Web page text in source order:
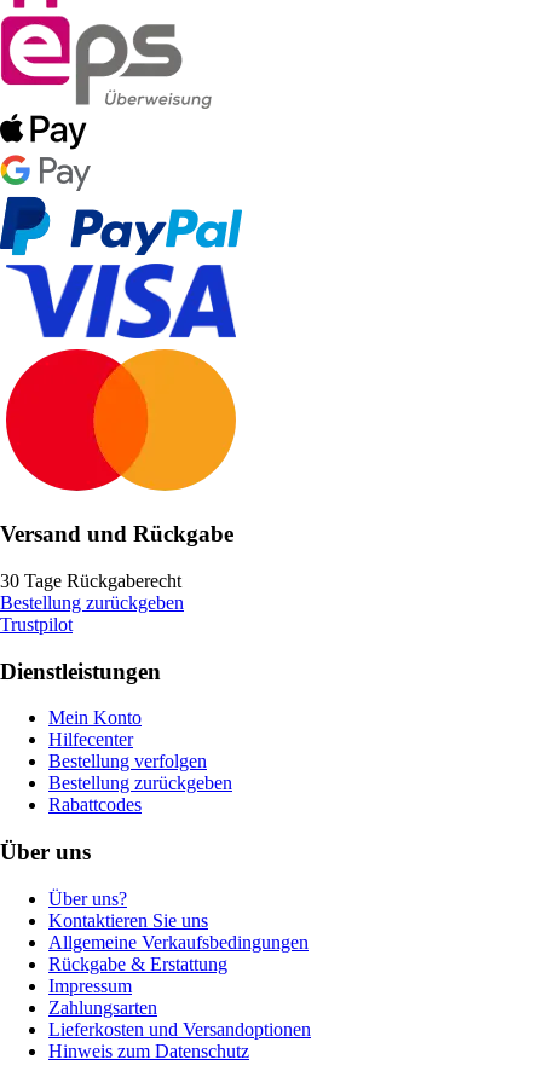
Versand und Rückgabe
30 Tage Rückgaberecht
Bestellung zurückgeben
Trustpilot
Dienstleistungen
Mein Konto
Hilfecenter
Bestellung verfolgen
Bestellung zurückgeben
Rabattcodes
Über uns
Über uns?
Kontaktieren Sie uns
Allgemeine Verkaufsbedingungen
Rückgabe & Erstattung
Impressum
Zahlungsarten
Lieferkosten und Versandoptionen
Hinweis zum Datenschutz